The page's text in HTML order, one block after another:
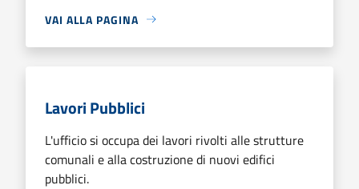
VAI ALLA PAGINA
Lavori Pubblici
L'ufficio si occupa dei lavori rivolti alle strutture
comunali e alla costruzione di nuovi edifici
pubblici.